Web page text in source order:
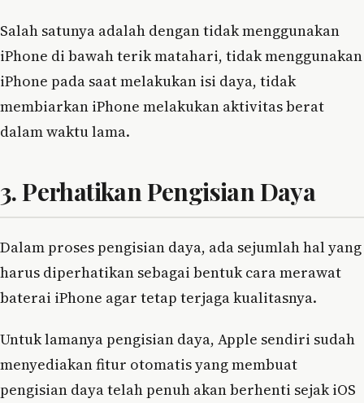
Salah satunya adalah dengan tidak menggunakan
iPhone di bawah terik matahari, tidak menggunakan
iPhone pada saat melakukan isi daya, tidak
membiarkan iPhone melakukan aktivitas berat
dalam waktu lama.
3. Perhatikan Pengisian Daya
Dalam proses pengisian daya, ada sejumlah hal yang
harus diperhatikan sebagai bentuk cara merawat
baterai iPhone agar tetap terjaga kualitasnya.
Untuk lamanya pengisian daya, Apple sendiri sudah
menyediakan fitur otomatis yang membuat
pengisian daya telah penuh akan berhenti sejak iOS